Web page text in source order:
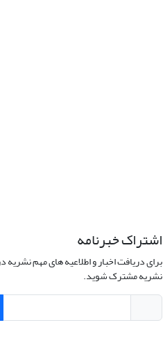
اشتراک خبرنامه
برای دریافت اخبار و اطلاعیه های مهم نشریه
نشریه مشترک شوید.